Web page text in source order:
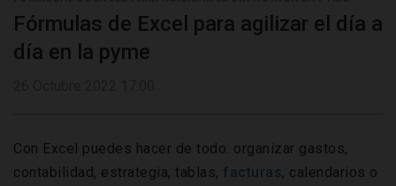
Fórmulas de Excel para agilizar el día a
día en la pyme
Con Excel puedes hacer de todo: organizar gastos,
contabilidad, estrategia, tablas, facturas, calendarios o